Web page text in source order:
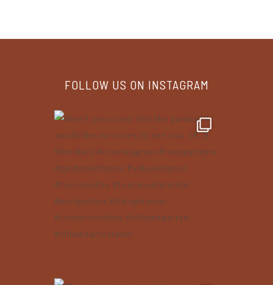
FOLLOW US ON INSTAGRAM